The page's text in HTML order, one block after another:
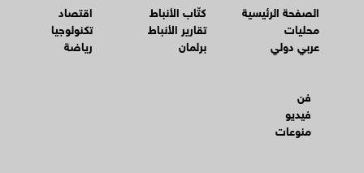
الصفحة الرئيسية
محليات
عربي دولي
كتّاب الأنباط
تقارير الأنباط
برلمان
اقتصاد
تكنولوجيا
رياضة
فن
فيديو
منوعات